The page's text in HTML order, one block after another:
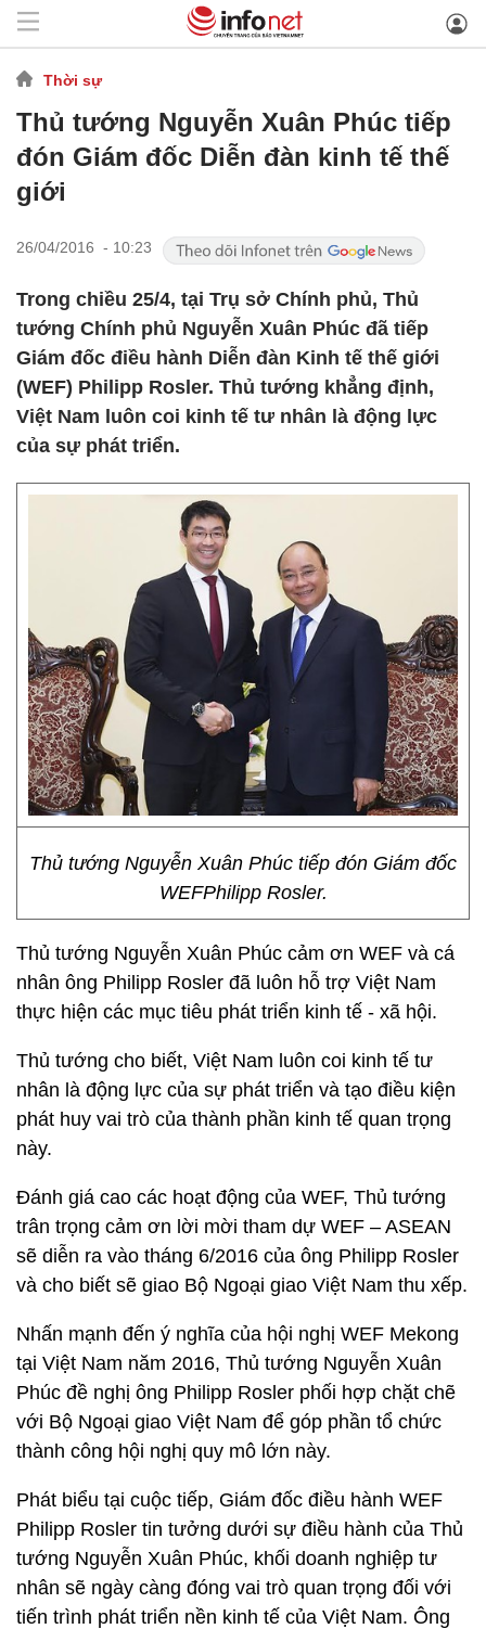
Thời sự
Thủ tướng Nguyễn Xuân Phúc tiếp
đón Giám đốc Diễn đàn kinh tế thế
giới
26/04/2016 - 10:23
Trong chiều 25/4, tại Trụ sở Chính phủ, Thủ
tướng Chính phủ Nguyễn Xuân Phúc đã tiếp
Giám đốc điều hành Diễn đàn Kinh tế thế giới
(WEF) Philipp Rosler. Thủ tướng khẳng định,
Việt Nam luôn coi kinh tế tư nhân là động lực
của sự phát triển.
Thủ tướng Nguyễn Xuân Phúc tiếp đón Giám đốc
WEFPhilipp Rosler.
Thủ tướng Nguyễn Xuân Phúc cảm ơn WEF và cá
nhân ông Philipp Rosler đã luôn hỗ trợ Việt Nam
thực hiện các mục tiêu phát triển kinh tế - xã hội.
Thủ tướng cho biết, Việt Nam luôn coi kinh tế tư
nhân là động lực của sự phát triển và tạo điều kiện
phát huy vai trò của thành phần kinh tế quan trọng
này.
Đánh giá cao các hoạt động của WEF, Thủ tướng
trân trọng cảm ơn lời mời tham dự WEF – ASEAN
sẽ diễn ra vào tháng 6/2016 của ông Philipp Rosler
và cho biết sẽ giao Bộ Ngoại giao Việt Nam thu xếp.
Nhấn mạnh đến ý nghĩa của hội nghị WEF Mekong
tại Việt Nam năm 2016, Thủ tướng Nguyễn Xuân
Phúc đề nghị ông Philipp Rosler phối hợp chặt chẽ
với Bộ Ngoại giao Việt Nam để góp phần tổ chức
thành công hội nghị quy mô lớn này.
Phát biểu tại cuộc tiếp, Giám đốc điều hành WEF
Philipp Rosler tin tưởng dưới sự điều hành của Thủ
tướng Nguyễn Xuân Phúc, khối doanh nghiệp tư
nhân sẽ ngày càng đóng vai trò quan trọng đối với
tiến trình phát triển nền kinh tế của Việt Nam. Ông